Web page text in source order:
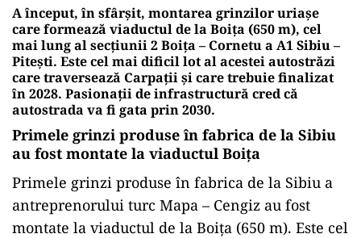
A început, în sfârșit, montarea grinzilor uriașe
care formează viaductul de la Boița (650 m), cel
mai lung al secțiunii 2 Boița – Cornetu a A1 Sibiu –
Pitești. Este cel mai dificil lot al acestei autostrăzi
care traversează Carpații și care trebuie finalizat
în 2028. Pasionații de infrastructură cred că
autostrada va fi gata prin 2030.
Primele grinzi produse în fabrica de la Sibiu
au fost montate la viaductul Boița
Primele grinzi produse în fabrica de la Sibiu a
antreprenorului turc Mapa – Cengiz au fost
montate la viaductul de la Boița (650 m). Este cel